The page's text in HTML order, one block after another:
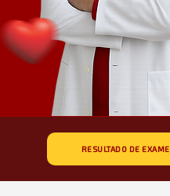
RESULTADO DE EXAME